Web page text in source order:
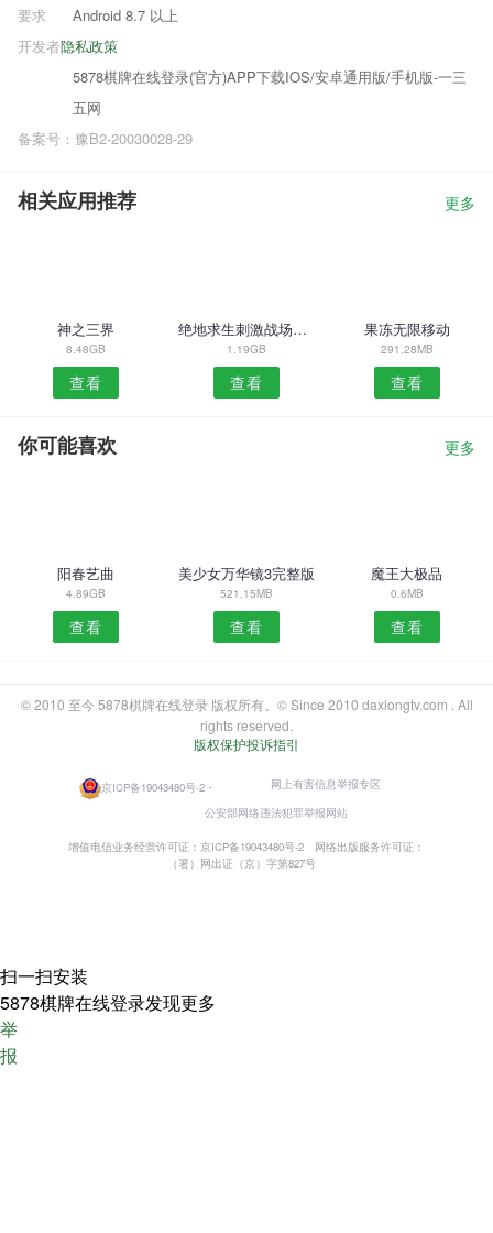
要求
Android 8.7 以上
隐私政策
开发者
5878棋牌在线登录(官方)APP下载IOS/安卓通用版/手机版-一三
五网
备案号：豫B2-20030028-29
相关应用推荐 更多
神之三界
8.48GB
查看
绝地求生刺激战场亚服
1.19GB
查看
果冻无限移动
291.28MB
查看
你可能喜欢 更多
阳春艺曲
4.89GB
查看
美少女万华镜3完整版
521.15MB
查看
魔王大极品
0.6MB
查看
© 2010 至今 5878棋牌在线登录 版权所有。© Since 2010 daxiongtv.com . All
rights reserved.
版权保护投诉指引
京ICP备19043480号-2 ・
网上有害信息举报专区
公安部网络违法犯罪举报网站
增值电信业务经营许可证：京ICP备19043480号-2
网络出版服务许可证：
（署）网出证（京）字第827号
扫一扫安装
5878棋牌在线登录发现更多
举
报